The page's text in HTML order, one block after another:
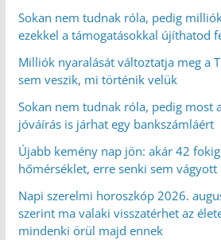
Sokan nem tudnak róla, pedig
ezekkel a támogatásokkal újíthatod
Milliók nyaralását változtatja meg a
sem veszik, mi történik velük
Sokan nem tudnak róla, pedig most
jóváírás is járhat egy bankszámláért
Újabb kemény nap jön: akár 42
hőmérséklet, erre senki sem vágyott
Napi szerelmi horoszkóp 2026.
szerint ma valaki visszatérhet az
mindenki örül majd ennek